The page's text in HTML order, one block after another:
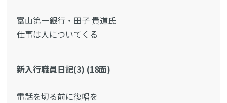
富山第一銀行・田子 貴道氏
仕事は人についてくる
新入行職員日記(3) (18面)
電話を切る前に復唱を